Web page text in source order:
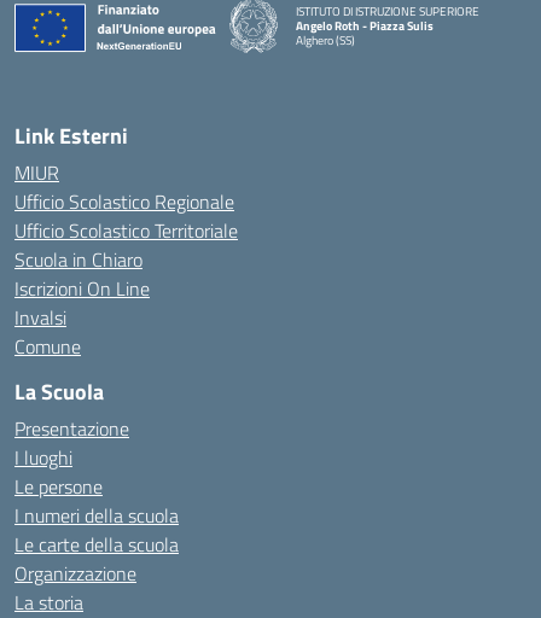
ISTITUTO DI ISTRUZIONE SUPERIORE
Angelo Roth - Piazza Sulis
Alghero (SS)
— Visita la pagina iniziale della scuola
Link Esterni
MIUR
Ufficio Scolastico Regionale
Ufficio Scolastico Territoriale
Scuola in Chiaro
Iscrizioni On Line
Invalsi
Comune
La Scuola
Presentazione
I luoghi
Le persone
I numeri della scuola
Le carte della scuola
Organizzazione
La storia